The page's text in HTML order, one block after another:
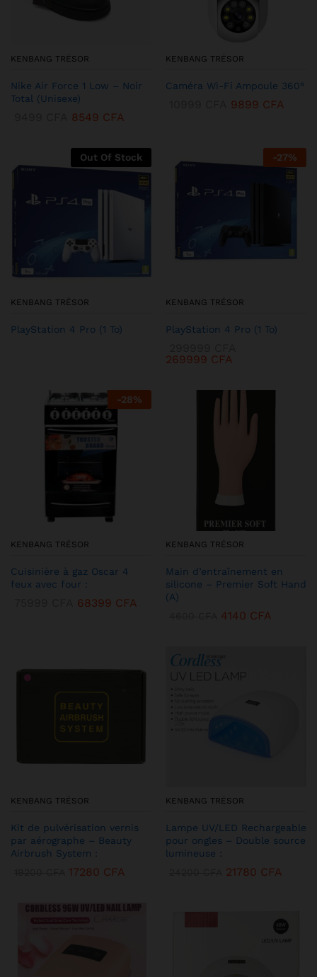
KENBANG TRÉSOR
Nike Air Force 1 Low – Noir
Total (Unisexe)
8549 CFA
KENBANG TRÉSOR
Caméra Wi-Fi Ampoule 360°
9899 CFA
Out Of Stock
KENBANG TRÉSOR
PlayStation 4 Pro (1 To)
-27%
KENBANG TRÉSOR
PlayStation 4 Pro (1 To)
269999 CFA
-28%
KENBANG TRÉSOR
Cuisinière à gaz Oscar 4
feux avec four :
68399 CFA
KENBANG TRÉSOR
Main d’entraînement en
silicone – Premier Soft Hand
(A)
4140 CFA
KENBANG TRÉSOR
Kit de pulvérisation vernis
par aérographe – Beauty
Airbrush System :
17280 CFA
KENBANG TRÉSOR
Lampe UV/LED Rechargeable
pour ongles – Double source
lumineuse :
21780 CFA